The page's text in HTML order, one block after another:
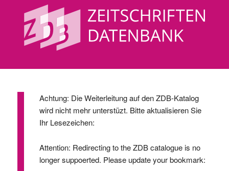
Achtung: Die Weiterleitung auf den ZDB-Katalog
wird nicht mehr unterstüzt. Bitte aktualisieren Sie
Ihr Lesezeichen:
Attention: Redirecting to the ZDB catalogue is no
longer suppoerted. Please update your bookmark: